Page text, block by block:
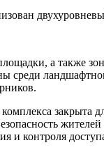
а также
среди
закрыта
жителей
и контроля